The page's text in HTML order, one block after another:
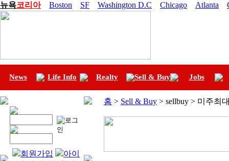
뉴욕코리아 Boston SF Washington D.C Chicago Atlanta
News Life Info Realty Sell & Buy Jobs
회원가입
아이
홈 > Sell & Buy > sellbuy > 미주최